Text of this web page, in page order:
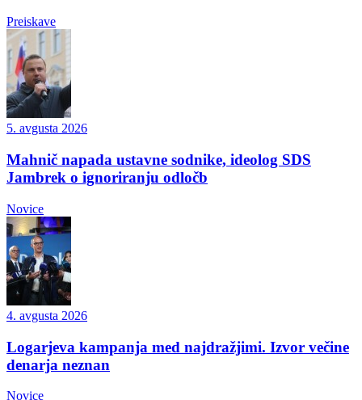
Preiskave
5. avgusta 2026
Mahnič napada ustavne sodnike, ideolog SDS
Jambrek o ignoriranju odločb
Novice
4. avgusta 2026
Logarjeva kampanja med najdražjimi. Izvor večine
denarja neznan
Novice